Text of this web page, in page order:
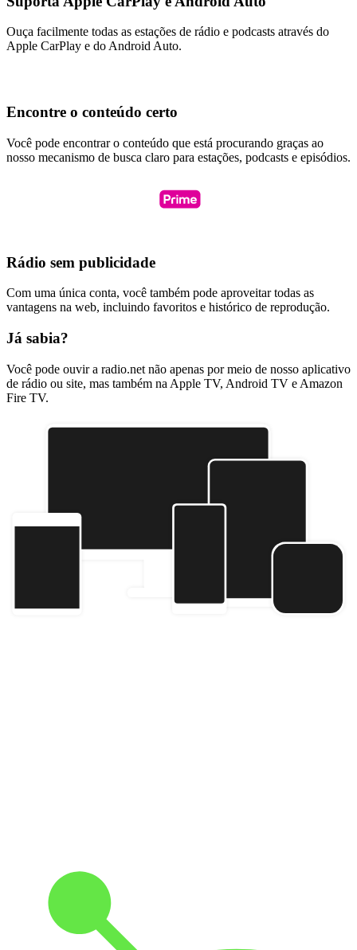
Ouça facilmente todas as estações de rádio e podcasts através do
Apple CarPlay e do Android Auto.
Encontre o conteúdo certo
Você pode encontrar o conteúdo que está procurando graças ao
nosso mecanismo de busca claro para estações, podcasts e episódios.
Rádio sem publicidade
Com uma única conta, você também pode aproveitar todas as
vantagens na web, incluindo favoritos e histórico de reprodução.
Já sabia?
Você pode ouvir a radio.net não apenas por meio de nosso aplicativo
de rádio ou site, mas também na Apple TV, Android TV e Amazon
Fire TV.